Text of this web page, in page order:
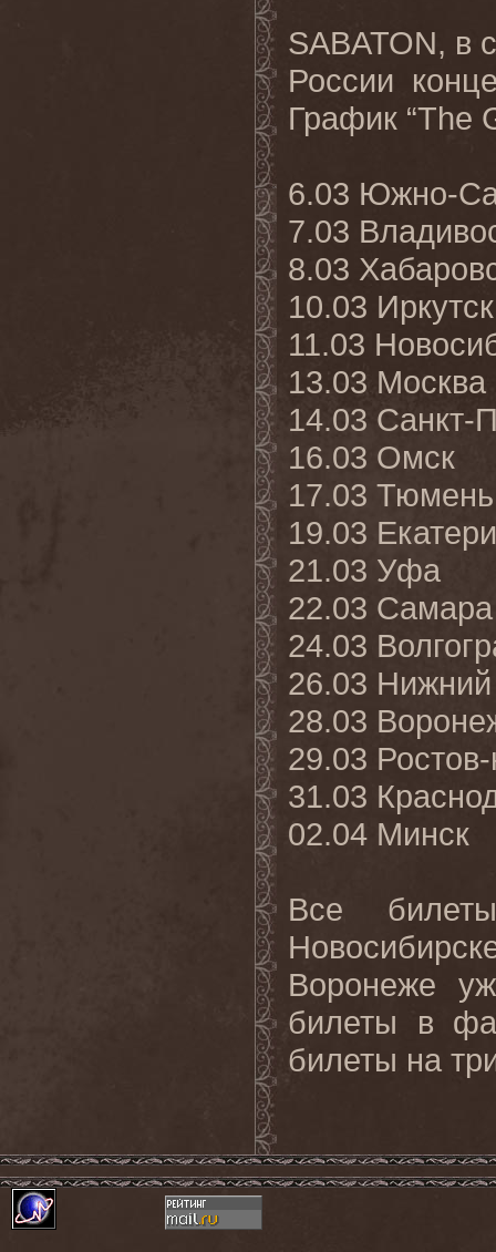
SABATON, в
России
График “The
6.03 Южно-
7.03
8.03
10.03 Иркутск
11.03
13.03 Москва
14.03 Санкт-
16.03 Омск
17.03 Тюмень
19.03
21.03 Уфа
22.03 Самара
24.03
26.03
28.03
29.03
31.03
02.04 Минск
Все
Воронеже
билеты в
билеты на